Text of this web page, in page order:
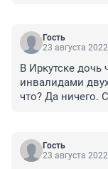
Гость
23 августа
В Иркутске
инвалидами
что? Да ничего.
Гость
23 августа